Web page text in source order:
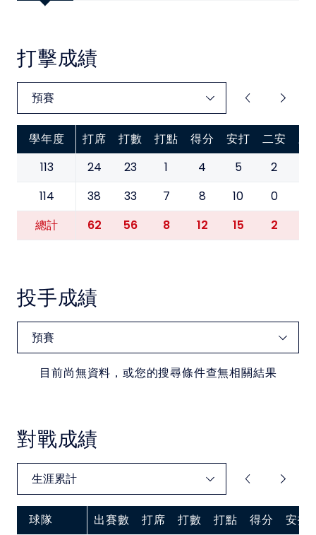
打擊成績
學年度 打席 打數 打點 得分 安打 二安 三
113 24 23 1 4 5 2
114
38 33 7 8 10 0
總計 62 56 8 12 15 2
投手成績
目前尚無資料，或您的搜尋條件查無相關結果
對戰成績
球隊 出賽數 打席 打數 打點 得分 安打